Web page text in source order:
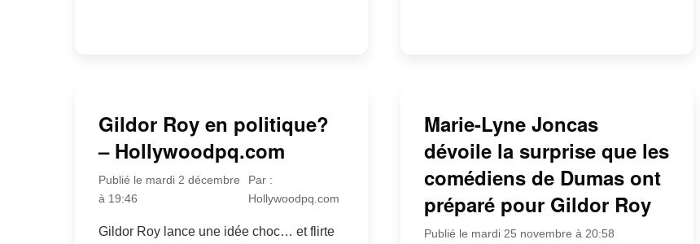
Gildor Roy en politique?
– Hollywoodpq.com
Publié le mardi 2 décembre
à 19:46
Par :
Hollywoodpq.com
Gildor Roy lance une idée choc… et flirte
Marie-Lyne Joncas
dévoile la surprise que les
comédiens de Dumas ont
préparé pour Gildor Roy
Publié le mardi 25 novembre à 20:58